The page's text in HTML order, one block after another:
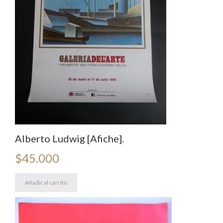
Alberto Ludwig [Afiche].
$45.000
Añadir al carrito